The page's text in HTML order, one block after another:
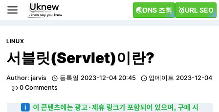
Skip
🌏DNS 조회 🥇URL SEO
LINUX
서블릿(Servlet)이란?
Author: jarvis 등록일 2023-12-04 20:45 업데이트 2023-12-04
0 Comments